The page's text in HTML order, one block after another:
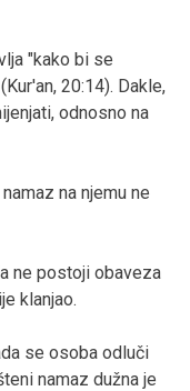
"kako bi se
20:14). Dakle,
odnosno na
na njemu ne
ne postoji obaveza
klanjao.
se osoba odluči
namaz dužna je